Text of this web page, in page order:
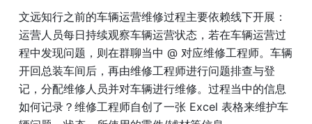
文远知行之前的车辆运营维修过程主要依赖线下开展：
运营人员每日持续观察车辆运营状态，若在车辆运营过
程中发现问题，则在群聊当中 @ 对应维修工程师。车辆
开回总装车间后，再由维修工程师进行问题排查与登
记，分配维修人员并对车辆进行维修。过程当中的信息
如何记录？维修工程师自创了一张 Excel 表格来维护车